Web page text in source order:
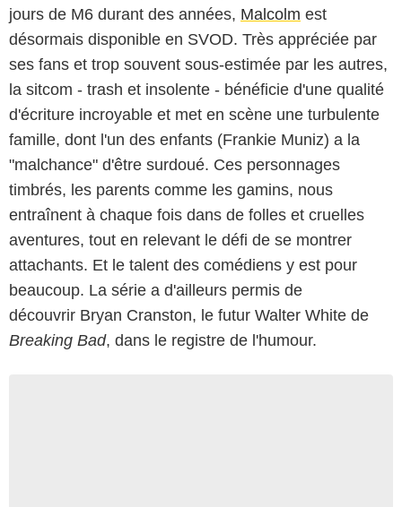
jours de M6 durant des années, Malcolm est
désormais disponible en SVOD. Très appréciée par
ses fans et trop souvent sous-estimée par les autres,
la sitcom - trash et insolente - bénéficie d'une qualité
d'écriture incroyable et met en scène une turbulente
famille, dont l'un des enfants (Frankie Muniz) a la
"malchance" d'être surdoué. Ces personnages
timbrés, les parents comme les gamins, nous
entraînent à chaque fois dans de folles et cruelles
aventures, tout en relevant le défi de se montrer
attachants. Et le talent des comédiens y est pour
beaucoup. La série a d'ailleurs permis de
découvrir Bryan Cranston, le futur Walter White de
Breaking Bad, dans le registre de l'humour.